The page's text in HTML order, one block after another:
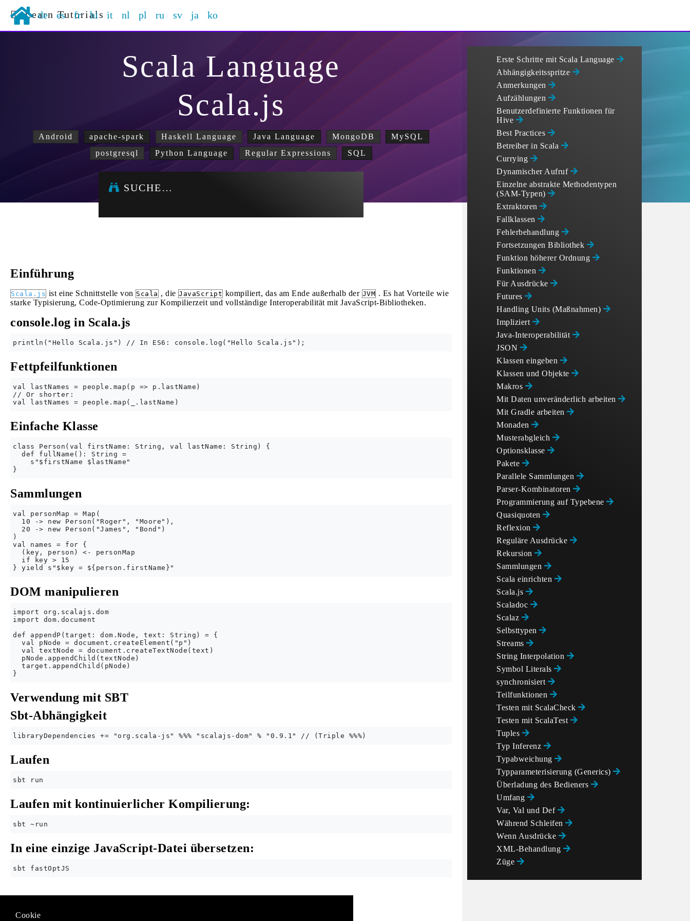
Learn Tutorials
de es fr hi it nl pl ru sv ja ko
Scala Language
Scala.js
Android apache-spark Haskell Language Java Language MongoDB
MySQL
postgresql
Python Language Regular Expressions SQL
SUCHE…
Einführung
Scala.js ist eine Schnittstelle von Scala , die JavaScript kompiliert, das am Ende außerhalb der JVM . Es hat Vorteile wie
starke Typisierung, Code-Optimierung zur Kompilierzeit und vollständige Interoperabilität mit JavaScript-Bibliotheken.
console.log in Scala.js
Fettpfeilfunktionen
val lastNames = people.map(p => p.lastName)
// Or shorter:
Einfache Klasse
class Person(val firstName: String, val lastName: String) {
  def fullName(): String =
    s"$firstName $lastName"
Sammlungen
val personMap = Map(
  10 -> new Person("Roger", "Moore"),
  20 -> new Person("James", "Bond")
)
val names = for {
  (key, person) <- personMap
  if key > 15
DOM manipulieren
import org.scalajs.dom
import dom.document
def appendP(target: dom.Node, text: String) = {
  val pNode = document.createElement("p")
  val textNode = document.createTextNode(text)
  pNode.appendChild(textNode)
  target.appendChild(pNode)
Verwendung mit SBT
Sbt-Abhängigkeit
Laufen
Laufen mit kontinuierlicher Kompilierung:
In eine einzige JavaScript-Datei übersetzen:
Lizenziert unter
Erste Schritte mit Scala Language
Abhängigkeitsspritze
Anmerkungen
Aufzählungen
Benutzerdefinierte Funktionen für
Hive
Best Practices
Betreiber in Scala
Currying
Dynamischer Aufruf
Einzelne abstrakte Methodentypen
(SAM-Typen)
Extraktoren
Fallklassen
Fehlerbehandlung
Fortsetzungen Bibliothek
Funktion höherer Ordnung
Funktionen
Für Ausdrücke
Futures
Handling Units (Maßnahmen)
Impliziert
Java-Interoperabilität
JSON
Klassen eingeben
Klassen und Objekte
Makros
Mit Daten unveränderlich arbeiten
Mit Gradle arbeiten
Monaden
Musterabgleich
Optionsklasse
Pakete
Parallele Sammlungen
Parser-Kombinatoren
Programmierung auf Typebene
Quasiquoten
Reflexion
Reguläre Ausdrücke
Rekursion
Sammlungen
Scala einrichten
Scala.js
Scaladoc
Scalaz
Selbsttypen
Streams
String Interpolation
Symbol Literals
synchronisiert
Teilfunktionen
Testen mit ScalaCheck
Testen mit ScalaTest
Tuples
Typ Inferenz
Typabweichung
Typparameterisierung (Generics)
Überladung des Bedieners
Umfang
Var, Val und Def
Während Schleifen
Wenn Ausdrücke
XML-Behandlung
Züge
Cookie